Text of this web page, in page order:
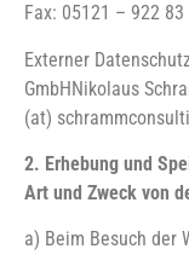
Fax: 05121 – 922 83
Externer
GmbHNikolaus
(at)
2. Erhebung und
Art und Zweck von
a) Beim Besuch der